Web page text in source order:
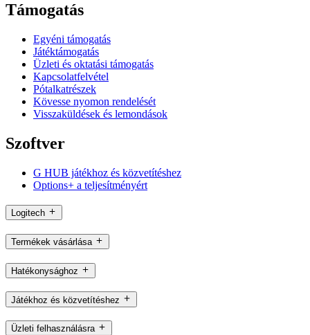
Támogatás
Egyéni támogatás
Játéktámogatás
Üzleti és oktatási támogatás
Kapcsolatfelvétel
Pótalkatrészek
Kövesse nyomon rendelését
Visszaküldések és lemondások
Szoftver
G HUB játékhoz és közvetítéshez
Options+ a teljesítményért
Logitech
Termékek vásárlása
Hatékonysághoz
Játékhoz és közvetítéshez
Üzleti felhasználásra